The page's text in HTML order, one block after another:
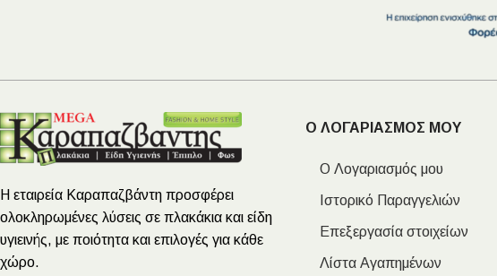
Η εταιρεία Καραπαζβάντη προσφέρει
ολοκληρωμένες λύσεις σε πλακάκια και είδη
υγιεινής, με ποιότητα και επιλογές για κάθε
χώρο.
Ο ΛΟΓΑΡΙΑΣΜΟΣ ΜΟΥ
Ο Λογαριασμός μου
Ιστορικό Παραγγελιών
Επεξεργασία στοιχείων
Λίστα Αγαπημένων